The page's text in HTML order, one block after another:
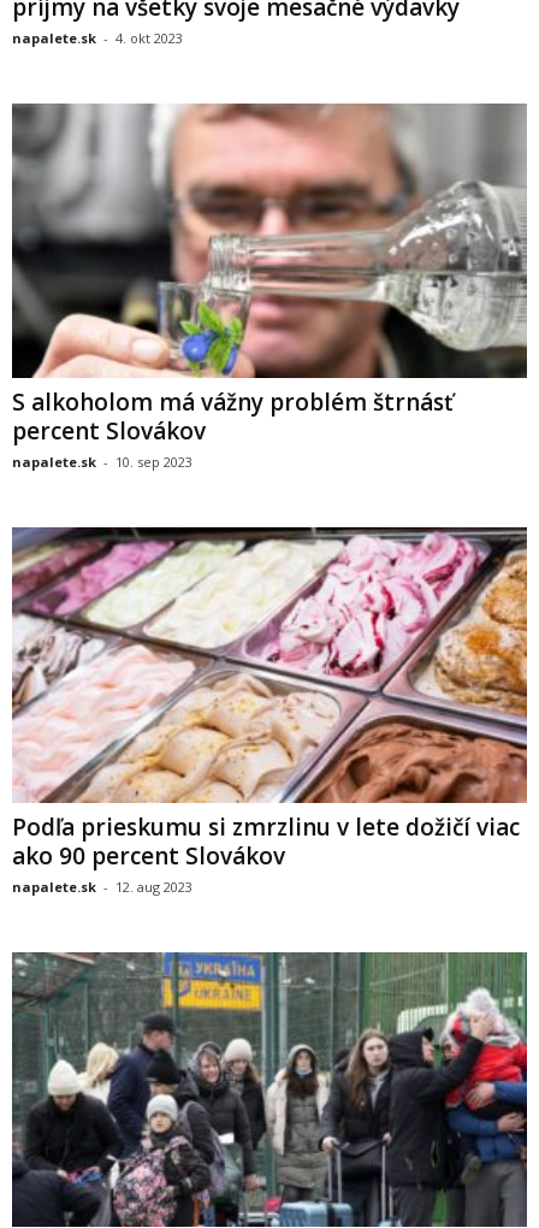
príjmy na všetky svoje mesačné výdavky
napalete.sk - 4. okt 2023
S alkoholom má vážny problém štrnásť
percent Slovákov
napalete.sk - 10. sep 2023
Podľa prieskumu si zmrzlinu v lete dožičí viac
ako 90 percent Slovákov
napalete.sk - 12. aug 2023